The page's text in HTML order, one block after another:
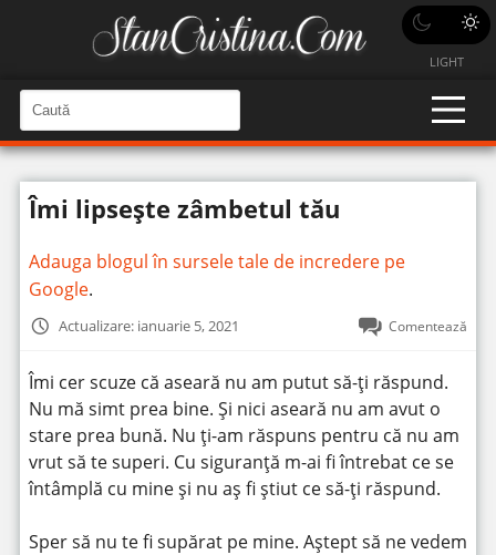
LIGHT
a
u
t
n
e
C
a
u
î
n
t
Îmi lipsește zâmbetul tău
Adauga blogul în sursele tale de incredere pe
Google.
Actualizare: ianuarie 5, 2021 Comentează
Îmi cer scuze că aseară nu am putut să-ți răspund.
Nu mă simt prea bine. Și nici aseară nu am avut o
stare prea bună. Nu ți-am răspuns pentru că nu am
vrut să te superi. Cu siguranță m-ai fi întrebat ce se
întâmplă cu mine și nu aș fi știut ce să-ți răspund.
Sper să nu te fi supărat pe mine. Aștept să ne vedem